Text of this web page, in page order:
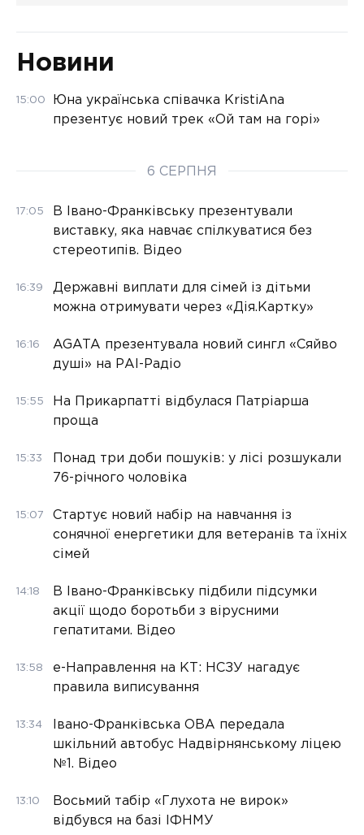
Новини
15:00
Юна українська співачка KristiAna
презентує новий трек «Ой там на горі»
6 СЕРПНЯ
17:05
В Івано-Франківську презентували
виставку, яка навчає спілкуватися без
стереотипів. Відео
16:39
Державні виплати для сімей із дітьми
можна отримувати через «Дія.Картку»
16:16
AGATA презентувала новий сингл «Сяйво
душі» на РАІ-Радіо
15:55
На Прикарпатті відбулася Патріарша
проща
15:33
Понад три доби пошуків: у лісі розшукали
76-річного чоловіка
15:07
Стартує новий набір на навчання із
сонячної енергетики для ветеранів та їхніх
сімей
14:18
В Івано-Франківську підбили підсумки
акції щодо боротьби з вірусними
гепатитами. Відео
13:58
е-Направлення на КТ: НСЗУ нагадує
правила виписування
13:34
Івано-Франківська ОВА передала
шкільний автобус Надвірнянському ліцею
№1. Відео
13:10
Восьмий табір «Глухота не вирок»
відбувся на базі ІФНМУ